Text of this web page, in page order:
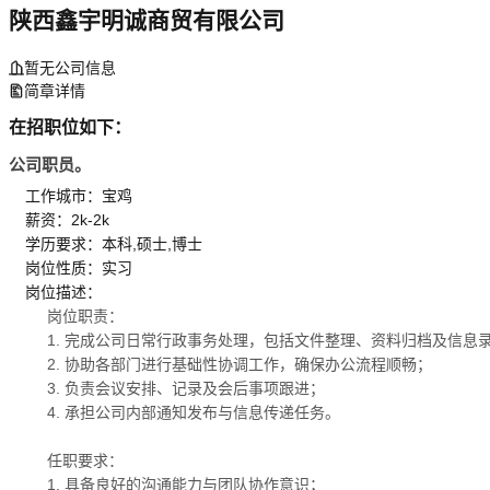
陕西鑫宇明诚商贸有限公司
暂无公司信息
简章详情
在招职位如下：
公司职员。
工作城市：宝鸡
薪资：2k-2k
学历要求：本科,硕士,博士
岗位性质：实习
岗位描述：
岗位职责：
1. 完成公司日常行政事务处理，包括文件整理、资料归档及信息
2. 协助各部门进行基础性协调工作，确保办公流程顺畅；
3. 负责会议安排、记录及会后事项跟进；
4. 承担公司内部通知发布与信息传递任务。
任职要求：
1. 具备良好的沟通能力与团队协作意识；